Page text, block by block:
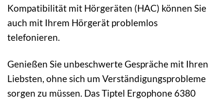
Kompatibilität mit Hörgeräten (HAC) können Sie
auch mit Ihrem Hörgerät problemlos
telefonieren.
Genießen Sie unbeschwerte Gespräche mit Ihren
Liebsten, ohne sich um Verständigungsprobleme
sorgen zu müssen. Das Tiptel Ergophone 6380